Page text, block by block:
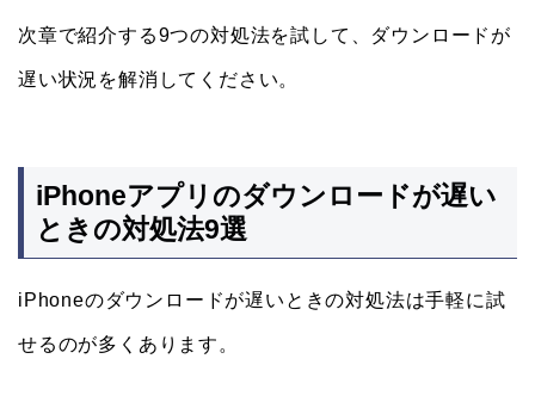
次章で紹介する9つの対処法を試して、ダウンロードが
遅い状況を解消してください。
iPhoneアプリのダウンロードが遅い
ときの対処法9選
iPhoneのダウンロードが遅いときの対処法は手軽に試
せるのが多くあります。